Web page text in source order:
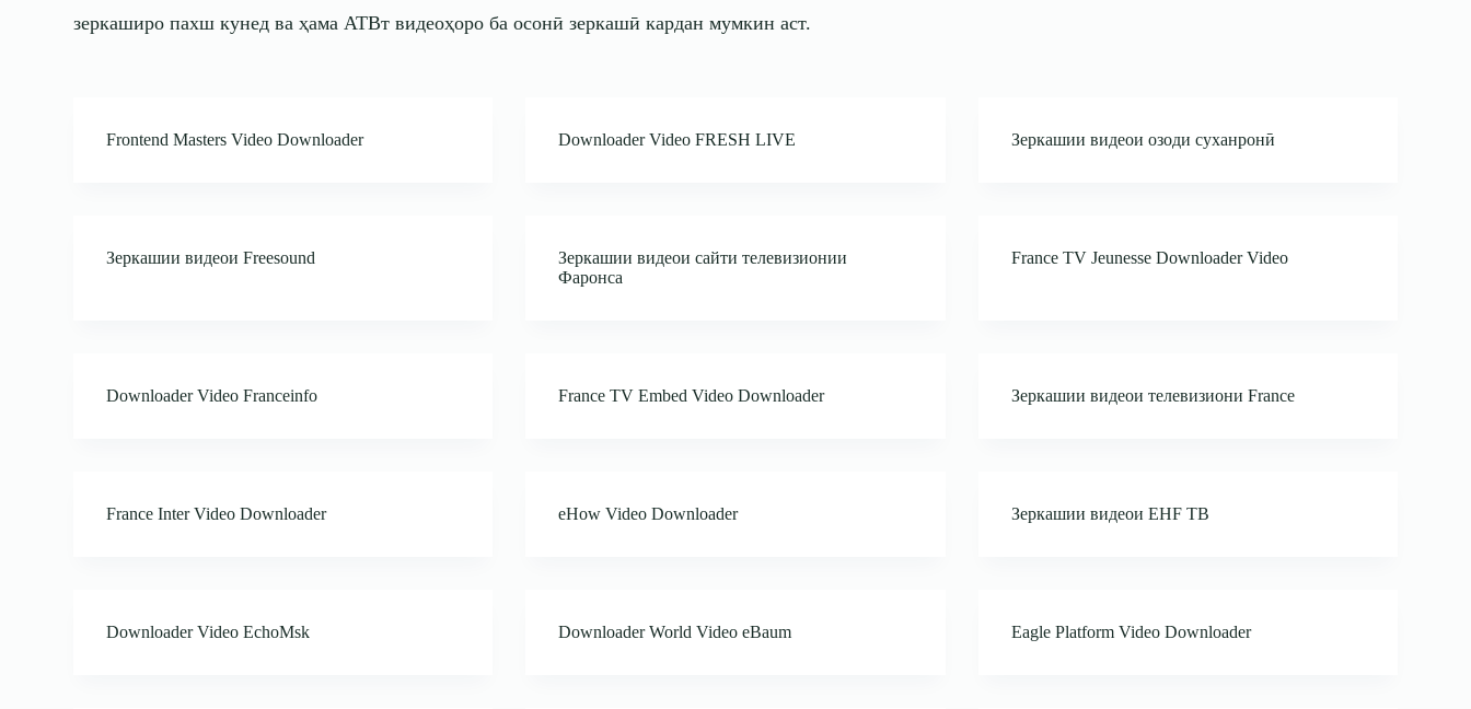
зеркаширо пахш кунед ва ҳамаАТВт видеоҳоро ба осонӣ зеркашӣ кардан мумкин аст.
Frontend Masters Video Downloader Downloader Video FRESH LIVE Зеркашии видеои озоди суханронӣ
Зеркашии видеои Freesound
Зеркашии видеои сайти телевизионии
Фаронса
France TV Jeunesse Downloader Video
Downloader Video Franceinfo France TV Embed Video Downloader Зеркашии видеои телевизиони France
France Inter Video Downloader eHow Video Downloader Зеркашии видеои EHF ТВ
Downloader Video EchoMsk Downloader World Video eBaum Eagle Platform Video Downloader